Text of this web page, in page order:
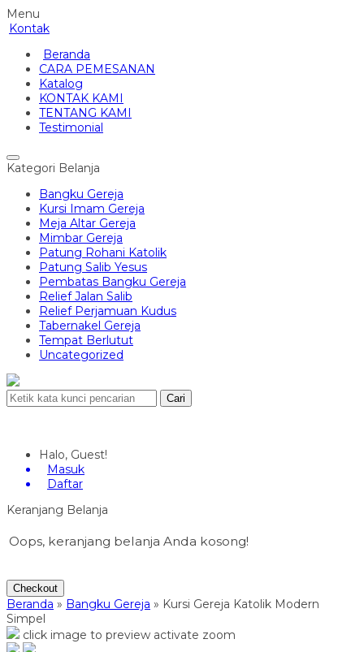
Menu
Kontak
Beranda
CARA PEMESANAN
Katalog
KONTAK KAMI
TENTANG KAMI
Testimonial
Kategori Belanja
Bangku Gereja
Kursi Imam Gereja
Meja Altar Gereja
Mimbar Gereja
Patung Rohani Katolik
Patung Salib Yesus
Pembatas Bangku Gereja
Relief Jalan Salib
Relief Perjamuan Kudus
Tabernakel Gereja
Tempat Berlutut
Uncategorized
Cari
Halo, Guest!
Masuk
Daftar
Keranjang Belanja
Oops, keranjang belanja Anda kosong!
Checkout
Beranda » Bangku Gereja » Kursi Gereja Katolik Modern
Simpel
click image to preview activate zoom